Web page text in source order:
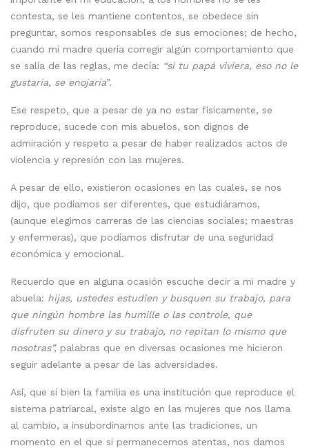
contesta, se les mantiene contentos, se obedece sin
preguntar, somos responsables de sus emociones; de hecho,
cuando mi madre quería corregir algún comportamiento que
se salía de las reglas, me decía: “si tu papá viviera, eso no le
gustaría, se enojaría”.
Ese respeto, que a pesar de ya no estar físicamente, se
reproduce, sucede con mis abuelos, son dignos de
admiración y respeto a pesar de haber realizados actos de
violencia y represión con las mujeres.
A pesar de ello, existieron ocasiones en las cuales, se nos
dijo, que podíamos ser diferentes, que estudiáramos,
(aunque elegimos carreras de las ciencias sociales; maestras
y enfermeras), que podíamos disfrutar de una seguridad
económica y emocional.
Recuerdo que en alguna ocasión escuche decir a mi madre y
abuela: hijas, ustedes estudien y busquen su trabajo, para
que ningún hombre las humille o las controle, que
disfruten su dinero y su trabajo, no repitan lo mismo que
nosotras”, palabras que en diversas ocasiones me hicieron
seguir adelante a pesar de las adversidades.
Así, que si bien la familia es una institución que reproduce el
sistema patriarcal, existe algo en las mujeres que nos llama
al cambio, a insubordinarnos ante las tradiciones, un
momento en el que si permanecemos atentas, nos damos